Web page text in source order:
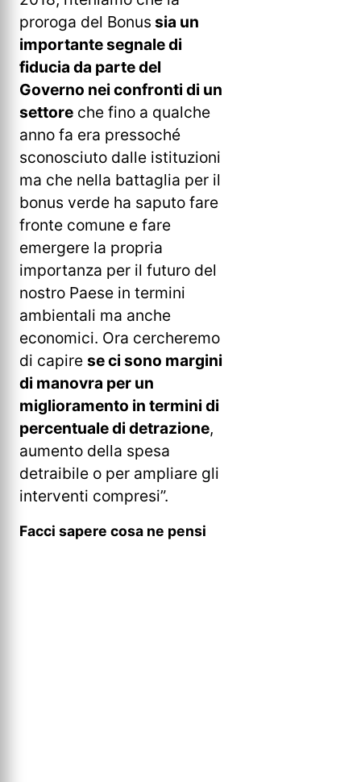
proroga del Bonus sia un
importante segnale di
fiducia da parte del
Governo nei confronti di un
settore che fino a qualche
anno fa era pressoché
sconosciuto dalle istituzioni
ma che nella battaglia per il
bonus verde ha saputo fare
fronte comune e fare
emergere la propria
importanza per il futuro del
nostro Paese in termini
ambientali ma anche
economici. Ora cercheremo
di capire se ci sono margini
di manovra per un
miglioramento in termini di
percentuale di detrazione,
aumento della spesa
detraibile o per ampliare gli
interventi compresi”.
Facci sapere cosa ne pensi